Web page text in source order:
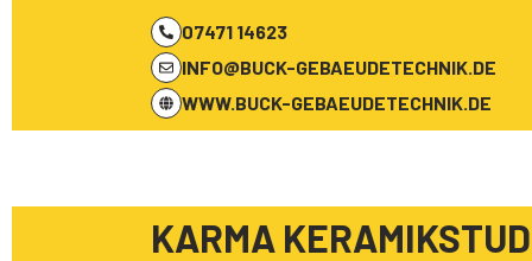
07471 14623
INFO@BUCK-GEBAEUDETECHNIK.DE
WWW.BUCK-GEBAEUDETECHNIK.DE
KARMA